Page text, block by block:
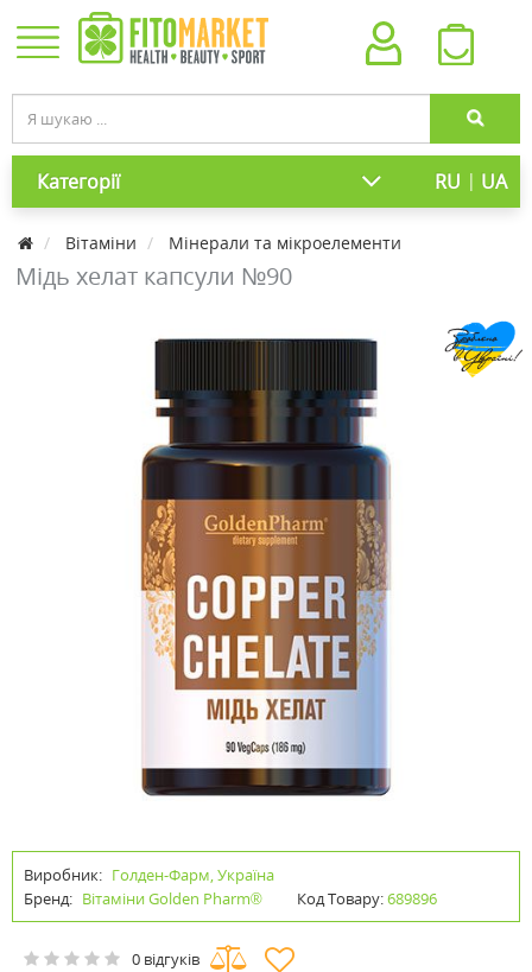
Категорії RU | UA
Вітаміни Мінерали та мікроелементи
Мідь хелат капсули №90
Виробник: Голден-Фарм, Україна
Бренд: Вітаміни Golden Pharm® Код Товару:689896
0 відгуків